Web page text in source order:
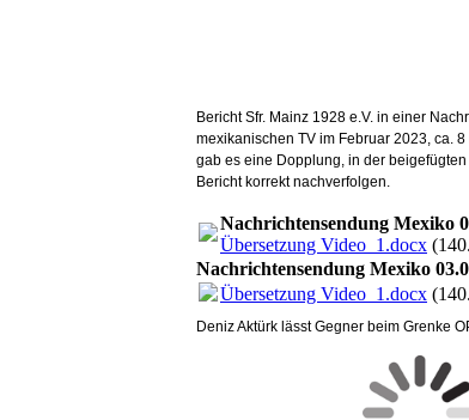
Bericht Sfr. Mainz 1928 e.V. in einer
mexikanischen TV im Februar 2023, ca.
gab es eine Dopplung, in der
Bericht korrekt nachverfolgen.
Nachrichtensendung Mexiko
Übersetzung Video_1.docx
Nachrichtensendung Mexiko
Übersetzung Video_1.docx
Deniz Aktürk lässt Gegner beim Grenke